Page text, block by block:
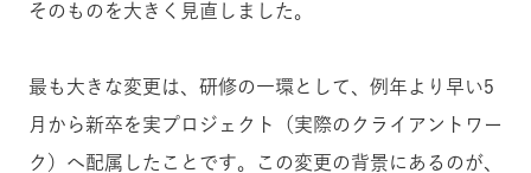
そのものを大きく見直しました。
最も大きな変更は、研修の一環として、例年より早い5
月から新卒を実プロジェクト（実際のクライアントワー
ク）へ配属したことです。この変更の背景にあるのが、